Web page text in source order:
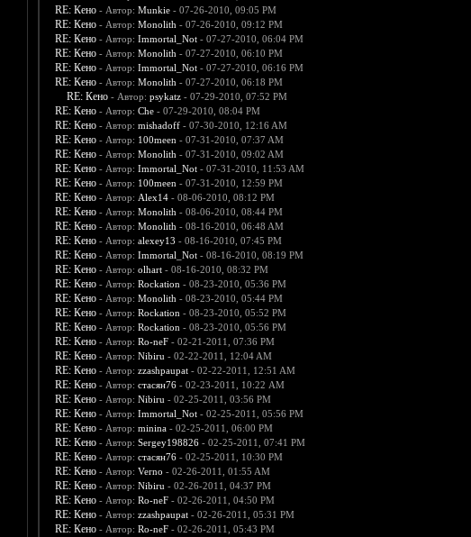
RE: Кено - Автор: Munkie- 07-26-2010, 09:05 PM
RE: Кено - Автор: Monolith - 07-26-2010, 09:12 PM
RE: Кено - Автор: Immortal_Not- 07-27-2010, 06:04 PM
RE: Кено - Автор: Monolith - 07-27-2010, 06:10 PM
RE: Кено - Автор: Immortal_Not- 07-27-2010, 06:16 PM
RE: Кено - Автор: Monolith - 07-27-2010, 06:18 PM
RE: Кено - Автор: psykatz- 07-29-2010, 07:52 PM
RE: Кено - Автор: Che- 07-29-2010, 08:04 PM
RE: Кено - Автор: mishadoff- 07-30-2010, 12:16 AM
RE: Кено - Автор: 100meen - 07-31-2010, 07:37 AM
RE: Кено - Автор: Monolith - 07-31-2010, 09:02 AM
RE: Кено - Автор: Immortal_Not- 07-31-2010, 11:53 AM
RE: Кено - Автор: 100meen - 07-31-2010, 12:59 PM
RE: Кено - Автор: Alex14- 08-06-2010, 08:12 PM
RE: Кено - Автор: Monolith - 08-06-2010, 08:44 PM
RE: Кено - Автор: Monolith - 08-16-2010, 06:48 AM
RE: Кено - Автор: alexey13 - 08-16-2010, 07:45 PM
RE: Кено - Автор: Immortal_Not- 08-16-2010, 08:19 PM
RE: Кено - Автор: olhart- 08-16-2010, 08:32 PM
RE: Кено - Автор: Rockation - 08-23-2010, 05:36 PM
RE: Кено - Автор: Monolith - 08-23-2010, 05:44 PM
RE: Кено - Автор: Rockation - 08-23-2010, 05:52 PM
RE: Кено - Автор: Rockation - 08-23-2010, 05:56 PM
RE: Кено - Автор: Ro-neF- 02-21-2011, 07:36 PM
RE: Кено - Автор: Nibiru - 02-22-2011, 12:04 AM
RE: Кено - Автор: zzashpaupat- 02-22-2011, 12:51 AM
RE: Кено - Автор: стасян76- 02-23-2011, 10:22 AM
RE: Кено - Автор: Nibiru - 02-25-2011, 03:56 PM
RE: Кено - Автор: Immortal_Not- 02-25-2011, 05:56 PM
RE: Кено - Автор: minina- 02-25-2011, 06:00 PM
RE: Кено - Автор: Sergey198826- 02-25-2011, 07:41 PM
RE: Кено - Автор: стасян76- 02-25-2011, 10:30 PM
RE: Кено - Автор: Verno - 02-26-2011, 01:55 AM
RE: Кено - Автор: Nibiru - 02-26-2011, 04:37 PM
RE: Кено - Автор: Ro-neF- 02-26-2011, 04:50 PM
RE: Кено - Автор: zzashpaupat- 02-26-2011, 05:31 PM
RE: Кено - Автор: Ro-neF- 02-26-2011, 05:43 PM